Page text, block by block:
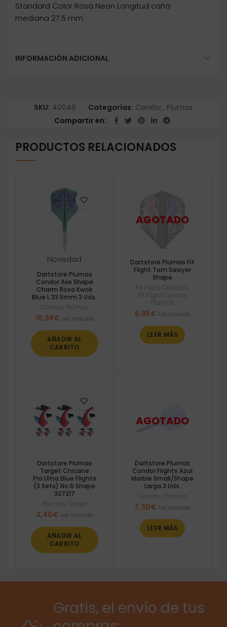
Standard Color Rosa Neon Longitud caña
mediana 27.5 mm
INFORMACIÓN ADICIONAL
SKU: 40046 Categorías: Condor, Plumas
Compartir en
PRODUCTOS RELACIONADOS
Novedad
Dartstore Plumas
Condor Axe Shape
Charm Rosa Kwok
Blue L 33.5mm 3 Uds.
Condor Plumas
16,98€ Iva incluido
AÑADIR AL
CARRITO
Dartstore Plumas Fit
Flight Tom Sawyer
Shape
Fit Flight Clasicas
Fit Flight Cosmo
Plumas
6,95€ Iva incluido
LEER MÁS
Dartstore Plumas
Target Chicane
Pro.Ultra Blue Flights
(3 Sets) No.6 Shape
337217
Plumas Target
3,40€ Iva incluido
AÑADIR AL
CARRITO
Dartstore Plumas
Condor Flights Azul
Marble Small/Shape
Larga.3 Uds.
Condor Plumas
7,30€ Iva incluido
LEER MÁS
Gratis, el envío de tus